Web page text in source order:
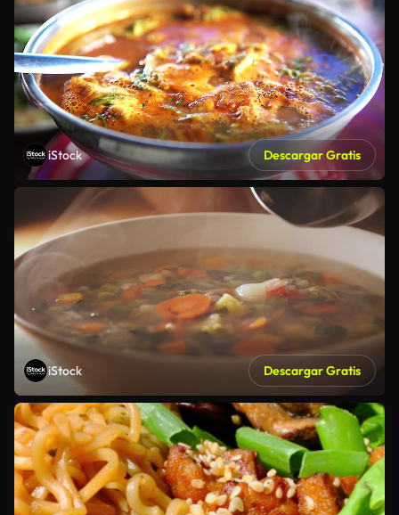
iStock Descargar Gratis
iStock Descargar Gratis